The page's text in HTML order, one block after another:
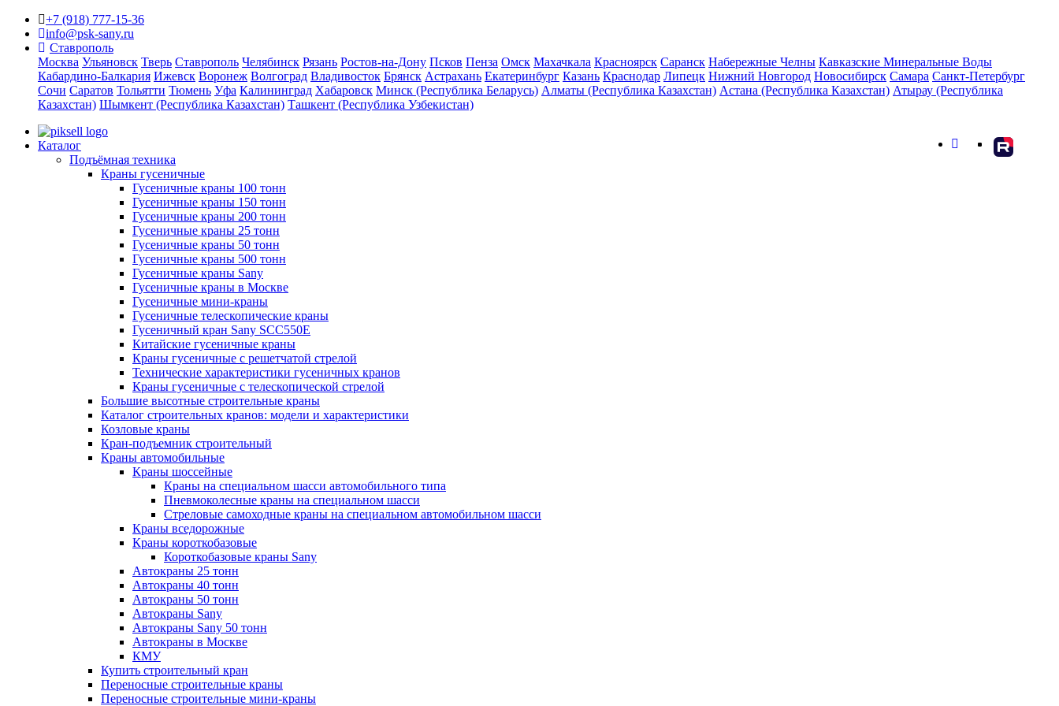
+7 (918) 777-15-36
info@psk-sany.ru
Ставрополь
Москва Ульяновск Тверь Ставрополь Челябинск Рязань Ростов-на-Дону Псков Пенза Омск Махачкала Красноярск Саранск Набережные Челны Кавказские Минеральные Воды
Кабардино-Балкария Ижевск Воронеж Волгоград Владивосток Брянск Астрахань Екатеринбург Казань Краснодар Липецк Нижний Новгород Новосибирск Самара Санкт-Петербург
Сочи Саратов Тольятти Тюмень Уфа Калининград Хабаровск Минск (Республика Беларусь) Алматы (Республика Казахстан) Астана (Республика Казахстан) Атырау (Республика
Казахстан) Шымкент (Республика Казахстан) Ташкент (Республика Узбекистан)
Каталог
Подъёмная техника
Краны гусеничные
Гусеничные краны 100 тонн
Гусеничные краны 150 тонн
Гусеничные краны 200 тонн
Гусеничные краны 25 тонн
Гусеничные краны 50 тонн
Гусеничные краны 500 тонн
Гусеничные краны Sany
Гусеничные краны в Москве
Гусеничные мини-краны
Гусеничные телескопические краны
Гусеничный кран Sany SCC550E
Китайские гусеничные краны
Краны гусеничные с решетчатой стрелой
Технические характеристики гусеничных кранов
Краны гусеничные с телескопической стрелой
Большие высотные строительные краны
Каталог строительных кранов: модели и характеристики
Козловые краны
Кран-подъемник строительный
Краны автомобильные
Краны шоссейные
Краны на специальном шасси автомобильного типа
Пневмоколесные краны на специальном шасси
Стреловые самоходные краны на специальном автомобильном шасси
Краны вседорожные
Краны короткобазовые
Короткобазовые краны Sany
Автокраны 25 тонн
Автокраны 40 тонн
Автокраны 50 тонн
Автокраны Sany
Автокраны Sany 50 тонн
Автокраны в Москве
КМУ
Купить строительный кран
Переносные строительные краны
Переносные строительные мини-краны